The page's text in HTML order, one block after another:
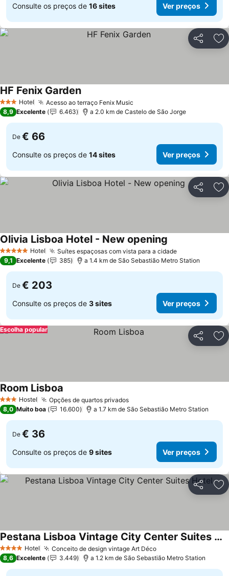
Consulte os preços de 16 sites Ver preços
Partilhar
3 EstrelasHotel Acesso ao terraço Fenix Music
HF Fenix GardenVer preços
8,9 Excelente 6.463 a 2.0 km de Castelo de São Jorge
De € 66
Consulte os preços de 14 sites Ver preços
Partilhar
5 Estrelas Hotel Suítes espaçosas com vista para a cidadeVer preços
Olivia Lisboa Hotel - New opening
9,1 Excelente 385 a 1.4 km de São Sebastião Metro Station
De € 203
Consulte os preços de 3 sites Ver preços
Partilhar
Escolha popular
3 EstrelasHostel Opções de quartos privadosVer preços
Room Lisboa
8,0 Muito boa 16.600 a 1.7 km de São Sebastião Metro Station
De € 36
Consulte os preços de 9 sites Ver preços
Partilhar
4 EstrelasHotel Conceito de design vintage Art DécoVer preços
Pestana Lisboa Vintage City Center Suites Hotel
Ver preços
8,6 Excelente 3.449 a 1.2 km de São Sebastião Metro Station